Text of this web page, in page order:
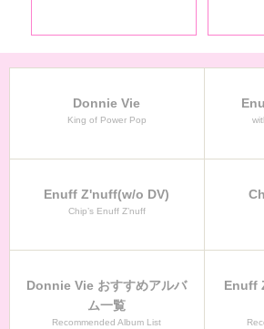
Donnie Vie
King of Power Pop
Enuff Z'nuff(w/o DV)
Chip’s Enuff Z’nuff
Donnie Vie おすすめアルバ
ム一覧
Recommended Album List
Enuff